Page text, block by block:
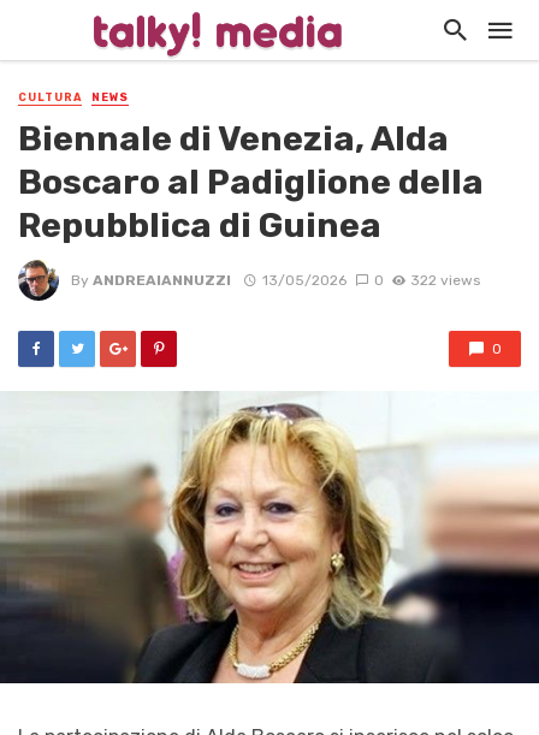
CULTURA NEWS
Biennale di Venezia, Alda
Boscaro al Padiglione della
Repubblica di Guinea
By ANDREAIANNUZZI 13/05/2026 0 322 views
0